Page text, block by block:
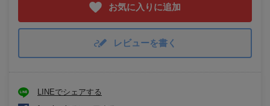
お気に入りに追加
レビューを書く
LINEでシェアする